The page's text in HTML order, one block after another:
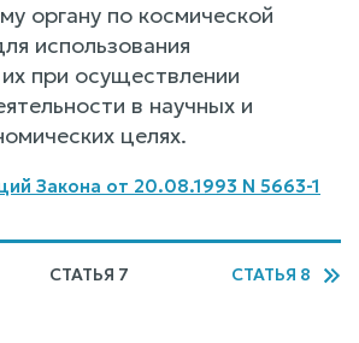
органу по космической
использования
при осуществлении
в научных и
целях.
Закона от 20.08.1993 N 5663-1
СТАТЬЯ 7 СТАТЬЯ 8